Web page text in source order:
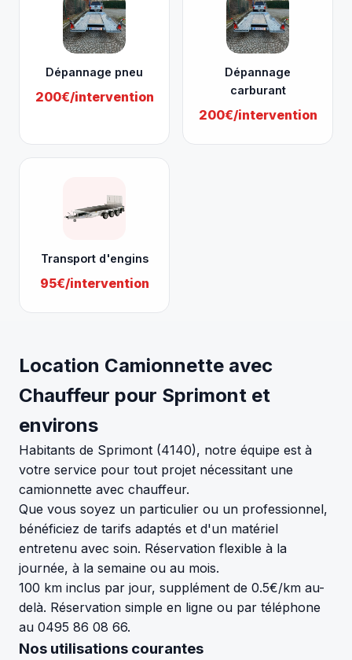
Dépannage pneu
200€/intervention
Dépannage
carburant
200€/intervention
Transport d'engins
95€/intervention
Location Camionnette avec
Chauffeur pour Sprimont et
environs
Habitants de Sprimont (4140), notre équipe est à
votre service pour tout projet nécessitant une
camionnette avec chauffeur.
Que vous soyez un particulier ou un professionnel,
bénéficiez de tarifs adaptés et d'un matériel
entretenu avec soin. Réservation flexible à la
journée, à la semaine ou au mois.
100 km inclus par jour, supplément de 0.5€/km au-
delà. Réservation simple en ligne ou par téléphone
au 0495 86 08 66.
Nos utilisations courantes